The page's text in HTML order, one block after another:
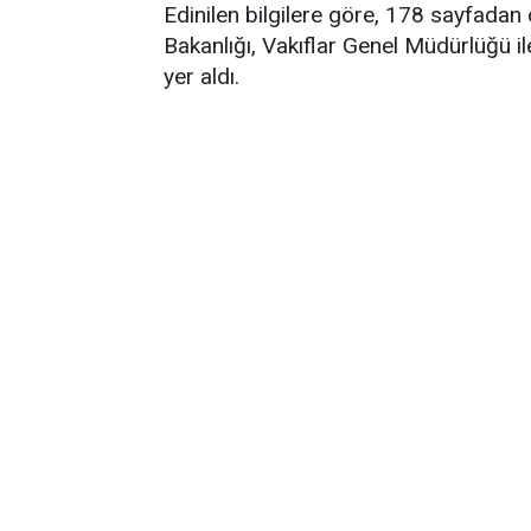
Edinilen bilgilere göre, 178
Bakanlığı, Vakıflar Genel Müdürlüğü
yer aldı.